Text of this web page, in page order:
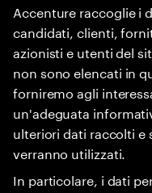
Accenture raccoglie i
candidati, clienti,
azionisti e utenti del
non sono elencati in
forniremo agli
un'adeguata
ulteriori dati raccolti e
verranno utilizzati.
In particolare, i dati